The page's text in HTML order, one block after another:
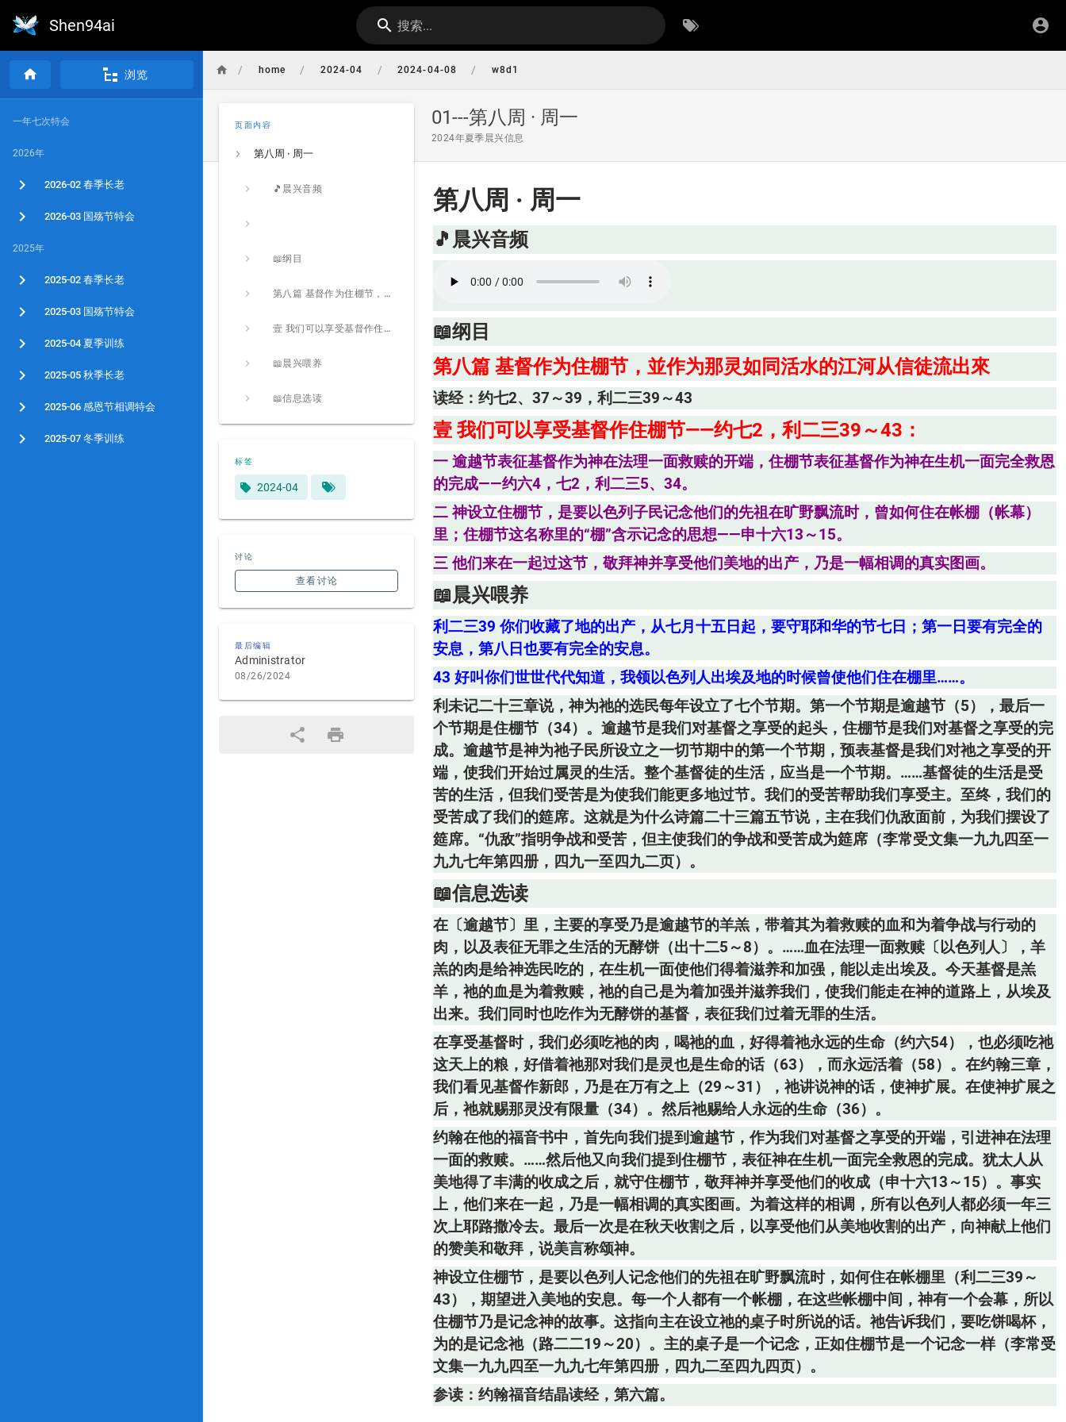
Shen94ai 搜索...
浏览
一年七次特会
2026年
2026-02 春季长老
2026-03 国殇节特会
2025年
2025-02 春季长老
2025-03 国殇节特会
2025-04 夏季训练
2025-05 秋季长老
2025-06 感恩节相调特会
2025-07 冬季训练
/ home / 2024-04 / 2024-04-08 / w8d1
01---第八周 · 周一
2024年夏季晨兴信息
页面内容
第八周 · 周一
🎵晨兴音频
📖纲目
第八篇 基督作为住棚节，並作为那灵如同活水的江河从信徒流出來
壹 我们可以享受基督作住棚节——约七2，利二三39～43：
📖晨兴喂养
📖信息选读
标签
2024-04
讨论
查看讨论
最后编辑
Administrator
08/26/2024
第八周 · 周一
🎵晨兴音频
📖纲目
第八篇 基督作为住棚节，並作为那灵如同活水的江河从信徒流出來
读经：约七2、37～39，利二三39～43
壹 我们可以享受基督作住棚节——约七2，利二三39～43：
一 逾越节表征基督作为神在法理一面救赎的开端，住棚节表征基督作为神在生机一面完全救恩
的完成——约六4，七2，利二三5、34。
二 神设立住棚节，是要以色列子民记念他们的先祖在旷野飘流时，曾如何住在帐棚（帐幕）
里；住棚节这名称里的“棚”含示记念的思想——申十六13～15。
三 他们来在一起过这节，敬拜神并享受他们美地的出产，乃是一幅相调的真实图画。
📖晨兴喂养
利二三39 你们收藏了地的出产，从七月十五日起，要守耶和华的节七日；第一日要有完全的
安息，第八日也要有完全的安息。
43 好叫你们世世代代知道，我领以色列人出埃及地的时候曾使他们住在棚里……。
利未记二十三章说，神为祂的选民每年设立了七个节期。第一个节期是逾越节（5），最后一
个节期是住棚节（34）。逾越节是我们对基督之享受的起头，住棚节是我们对基督之享受的完
成。逾越节是神为祂子民所设立之一切节期中的第一个节期，预表基督是我们对祂之享受的开
端，使我们开始过属灵的生活。整个基督徒的生活，应当是一个节期。……基督徒的生活是受
苦的生活，但我们受苦是为使我们能更多地过节。我们的受苦帮助我们享受主。至终，我们的
受苦成了我们的筵席。这就是为什么诗篇二十三篇五节说，主在我们仇敌面前，为我们摆设了
筵席。“仇敌”指明争战和受苦，但主使我们的争战和受苦成为筵席（李常受文集一九九四至一
九九七年第四册，四九一至四九二页）。
📖信息选读
在〔逾越节〕里，主要的享受乃是逾越节的羊羔，带着其为着救赎的血和为着争战与行动的
肉，以及表征无罪之生活的无酵饼（出十二5～8）。……血在法理一面救赎〔以色列人〕，羊
羔的肉是给神选民吃的，在生机一面使他们得着滋养和加强，能以走出埃及。今天基督是羔
羊，祂的血是为着救赎，祂的自己是为着加强并滋养我们，使我们能走在神的道路上，从埃及
出来。我们同时也吃作为无酵饼的基督，表征我们过着无罪的生活。
在享受基督时，我们必须吃祂的肉，喝祂的血，好得着祂永远的生命（约六54），也必须吃祂
这天上的粮，好借着祂那对我们是灵也是生命的话（63），而永远活着（58）。在约翰三章，
我们看见基督作新郎，乃是在万有之上（29～31），祂讲说神的话，使神扩展。在使神扩展之
后，祂就赐那灵没有限量（34）。然后祂赐给人永远的生命（36）。
约翰在他的福音书中，首先向我们提到逾越节，作为我们对基督之享受的开端，引进神在法理
一面的救赎。……然后他又向我们提到住棚节，表征神在生机一面完全救恩的完成。犹太人从
美地得了丰满的收成之后，就守住棚节，敬拜神并享受他们的收成（申十六13～15）。事实
上，他们来在一起，乃是一幅相调的真实图画。为着这样的相调，所有以色列人都必须一年三
次上耶路撒冷去。最后一次是在秋天收割之后，以享受他们从美地收割的出产，向神献上他们
的赞美和敬拜，说美言称颂神。
神设立住棚节，是要以色列人记念他们的先祖在旷野飘流时，如何住在帐棚里（利二三39～
43），期望进入美地的安息。每一个人都有一个帐棚，在这些帐棚中间，神有一个会幕，所以
住棚节乃是记念神的故事。这指向主在设立祂的桌子时所说的话。祂告诉我们，要吃饼喝杯，
为的是记念祂（路二二19～20）。主的桌子是一个记念，正如住棚节是一个记念一样（李常受
文集一九九四至一九九七年第四册，四九二至四九四页）。
参读：约翰福音结晶读经，第六篇。